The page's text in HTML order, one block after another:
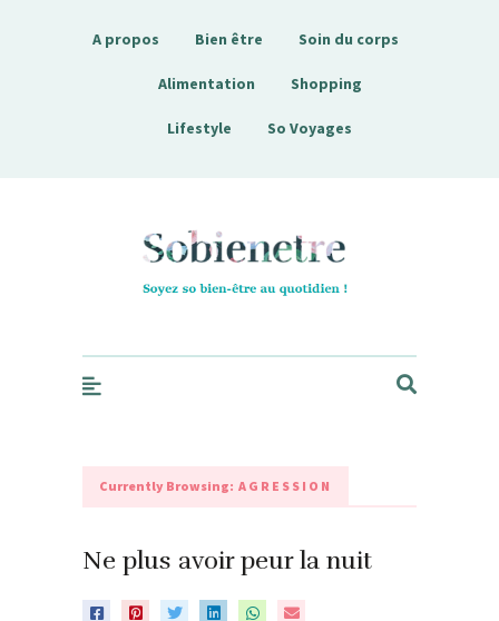
A propos Bien être Soin du corps
Alimentation Shopping
Lifestyle So Voyages
Sobienetre
Currently Browsing: AGRESSION
Ne plus avoir peur la nuit